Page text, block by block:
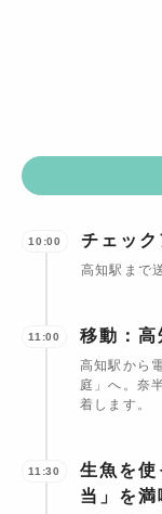
10:00 チェック
高知駅まで
11:00 移動：高
高知駅から
庭」へ。奈
着します。
11:30
生魚を使
当」を満